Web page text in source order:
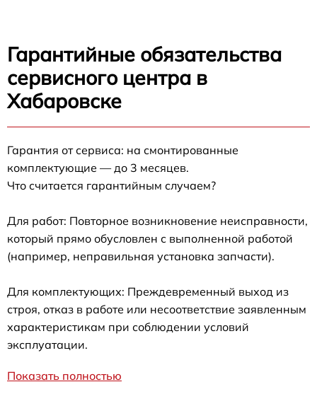
Гарантийные обязательства
сервисного центра в
Хабаровске
Гарантия от сервиса: на смонтированные
комплектующие — до 3 месяцев.
Что считается гарантийным случаем?
Для работ: Повторное возникновение неисправности,
который прямо обусловлен с выполненной работой
(например, неправильная установка запчасти).
Для комплектующих: Преждевременный выход из
строя, отказ в работе или несоответствие заявленным
характеристикам при соблюдении условий
эксплуатации.
Показать полностью